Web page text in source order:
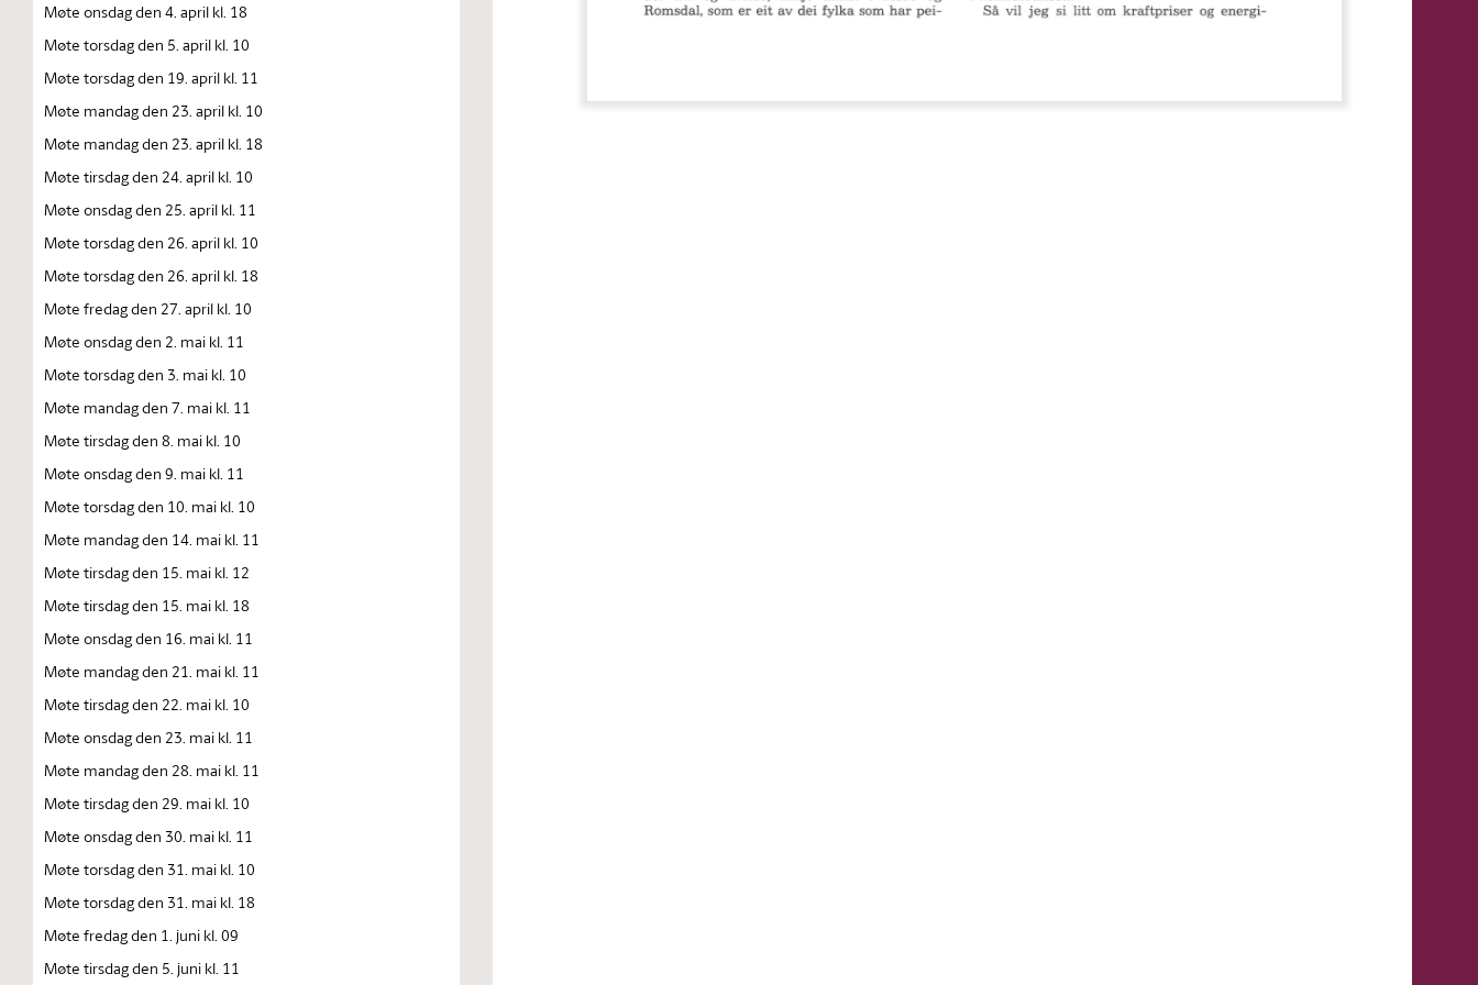
Møte onsdag den 4. april kl. 18
Møte torsdag den 5. april kl. 10
Møte torsdag den 19. april kl. 11
Møte mandag den 23. april kl. 10
Møte mandag den 23. april kl. 18
Møte tirsdag den 24. april kl. 10
Møte onsdag den 25. april kl. 11
Møte torsdag den 26. april kl. 10
Møte torsdag den 26. april kl. 18
Møte fredag den 27. april kl. 10
Møte onsdag den 2. mai kl. 11
Møte torsdag den 3. mai kl. 10
Møte mandag den 7. mai kl. 11
Møte tirsdag den 8. mai kl. 10
Møte onsdag den 9. mai kl. 11
Møte torsdag den 10. mai kl. 10
Møte mandag den 14. mai kl. 11
Møte tirsdag den 15. mai kl. 12
Møte tirsdag den 15. mai kl. 18
Møte onsdag den 16. mai kl. 11
Møte mandag den 21. mai kl. 11
Møte tirsdag den 22. mai kl. 10
Møte onsdag den 23. mai kl. 11
Møte mandag den 28. mai kl. 11
Møte tirsdag den 29. mai kl. 10
Møte onsdag den 30. mai kl. 11
Møte torsdag den 31. mai kl. 10
Møte torsdag den 31. mai kl. 18
Møte fredag den 1. juni kl. 09
Møte tirsdag den 5. juni kl. 11